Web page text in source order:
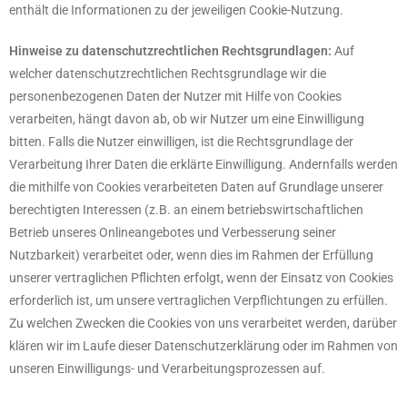
enthält die Informationen zu der jeweiligen Cookie-Nutzung.
Hinweise zu datenschutzrechtlichen Rechtsgrundlagen: Auf
welcher datenschutzrechtlichen Rechtsgrundlage wir die
personenbezogenen Daten der Nutzer mit Hilfe von Cookies
verarbeiten, hängt davon ab, ob wir Nutzer um eine Einwilligung
bitten. Falls die Nutzer einwilligen, ist die Rechtsgrundlage der
Verarbeitung Ihrer Daten die erklärte Einwilligung. Andernfalls werden
die mithilfe von Cookies verarbeiteten Daten auf Grundlage unserer
berechtigten Interessen (z.B. an einem betriebswirtschaftlichen
Betrieb unseres Onlineangebotes und Verbesserung seiner
Nutzbarkeit) verarbeitet oder, wenn dies im Rahmen der Erfüllung
unserer vertraglichen Pflichten erfolgt, wenn der Einsatz von Cookies
erforderlich ist, um unsere vertraglichen Verpflichtungen zu erfüllen.
Zu welchen Zwecken die Cookies von uns verarbeitet werden, darüber
klären wir im Laufe dieser Datenschutzerklärung oder im Rahmen von
unseren Einwilligungs- und Verarbeitungsprozessen auf.